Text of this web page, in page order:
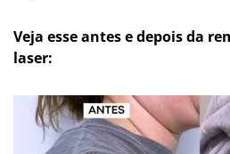
Veja esse antes e depois da
laser: